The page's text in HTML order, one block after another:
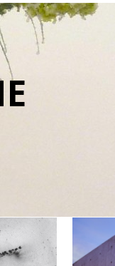
votre adresse
sera transmise à un